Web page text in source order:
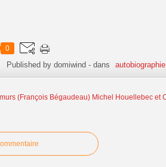
0
Published by domiwind -dans autobiographie
(François Bégaudeau) Michel Houellebec et